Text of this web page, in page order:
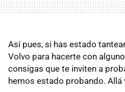
Así pues, si has estado
Volvo para hacerte con
consigas que te inviten a
hemos estado probando. Allá